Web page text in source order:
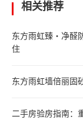
相关推荐
东方雨虹臻・净醛
住
东方雨虹墙倍丽固
二手房验房指南：